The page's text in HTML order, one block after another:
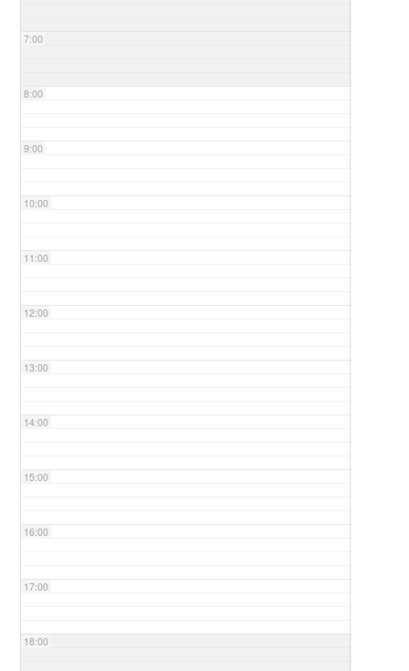
7:00
8:00
9:00
10:00
11:00
12:00
13:00
14:00
15:00
16:00
17:00
18:00